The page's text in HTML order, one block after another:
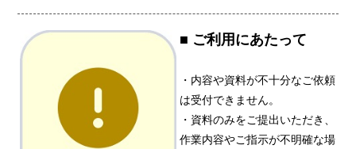
■ ご利用にあたって
・内容や資料が不十分なご依頼
は受付できません。
・資料のみをご提出いただき、
作業内容やご指示が不明確な場